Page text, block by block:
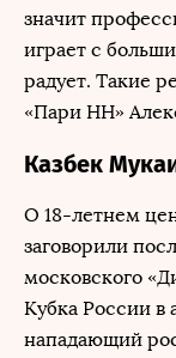
значит
играет с
радует. Такие
«Пари НН»
Казбек
О 18-летнем
заговорили
московского
Кубка России в
нападающий